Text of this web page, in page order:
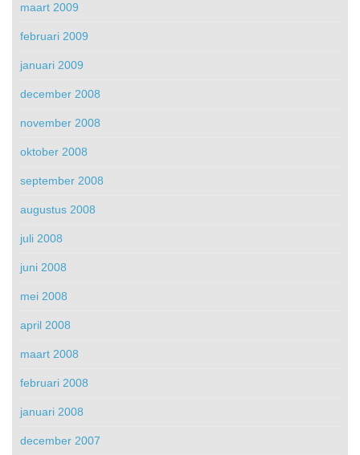
maart 2009
februari 2009
januari 2009
december 2008
november 2008
oktober 2008
september 2008
augustus 2008
juli 2008
juni 2008
mei 2008
april 2008
maart 2008
februari 2008
januari 2008
december 2007